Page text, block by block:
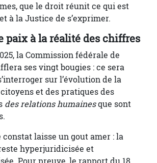
que le droit réunit ce qui est
à la Justice de s’exprimer.
paix à la réalité des chiffres
la Commission fédérale de
ses vingt bougies : ce sera
sur l’évolution de la
et des pratiques des
des relations humainesque sont
constat laisse un gout amer : la
hyperjuridicisée et